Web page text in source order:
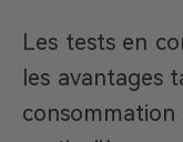
Les tests en
les avantages
consommation